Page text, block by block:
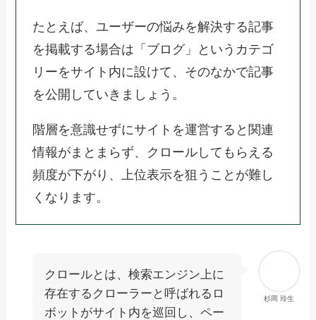
たとえば、ユーザーの悩みを解決する記事
を掲載する場合は「ブログ」というカテゴ
リーをサイト内に設けて、そのなかで記事
を公開していきましょう。
階層を意識せずにサイトを運営すると関連
情報がまとまらず、クロールしてもらえる
頻度が下がり、上位表示を狙うことが難し
くなります。
杉岡 玲生
クロールとは、検索エンジン上に
存在するクローラーと呼ばれるロ
ボットがサイト内を巡回し、ペー